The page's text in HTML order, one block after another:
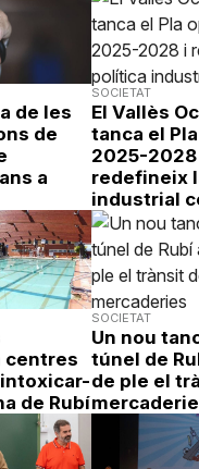
de les
de
a
SOCIETAT
El Vallès
tanca el
2025-2028
redefineix
industrial
centres
de Rubí
SOCIETAT
Un nou
túnel de
de ple el